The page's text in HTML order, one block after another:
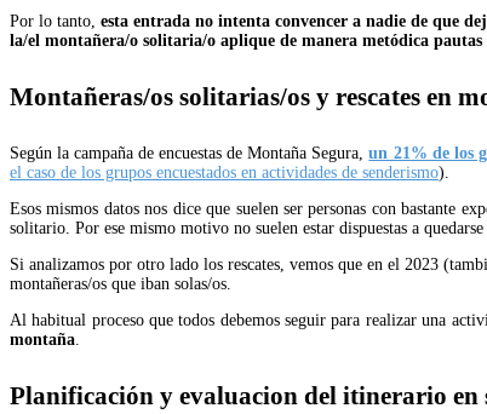
Por lo tanto, esta entrada no intenta convencer a nadie de que
la/el montañera/o solitaria/o aplique de manera metódica
Montañeras/os solitarias/os y rescates en
Según la campaña de encuestas de Montaña Segura,un 21% de los
el caso de los grupos encuestados en actividades de senderismo).
Esos mismos datos nos dice que suelen ser personas con bastante
solitario. Por ese mismo motivo no suelen estar dispuestas a quedarse
Si analizamos por otro lado los rescates, vemos que en el 2023
montañeras/os que iban solas/os.
Al habitual proceso que todos debemos seguir para realizar una
montaña.
Planificación y evaluacion del itinerario en